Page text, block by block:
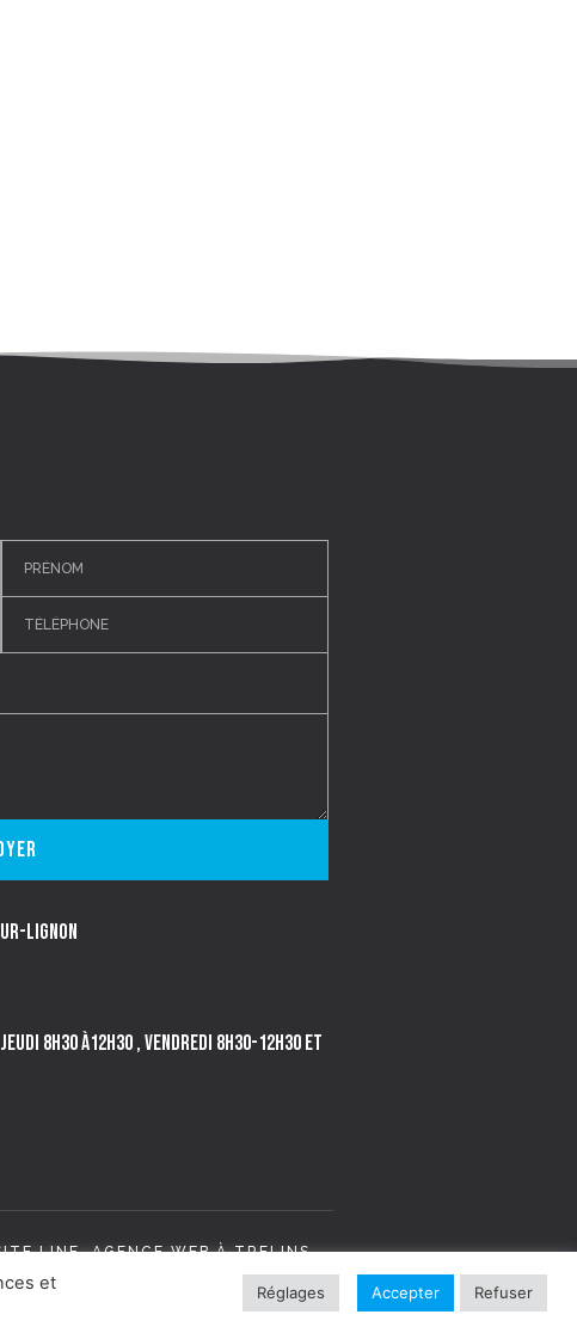
LIGNON
8h30 à12h30 , Vendredi 8h30-12h30 et
LINE,AGENCE WEBÀ TRELINS
et
Réglages Accepter Refuser